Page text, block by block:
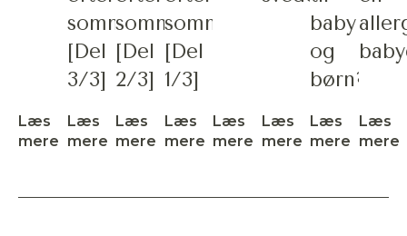
Læs
mere
sommerferien
[Del
3/3]
Læs
mere
sommerferien
[Del
2/3]
Læs
mere
sommerferien
[Del
1/3]
Læs
mere
Læs
mere
Læs
mere
baby
og
børn?
Læs
mere
Læs
mere